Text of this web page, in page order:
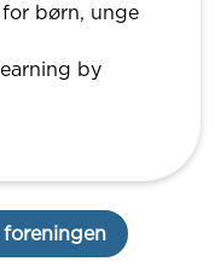
børn, unge
by